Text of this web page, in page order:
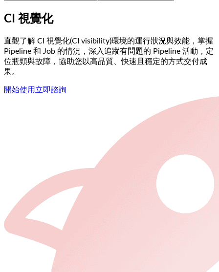
CI 視覺化
直觀了解 CI 視覺化(CI visibility)環境的運行狀況與效能，掌握
Pipeline 和 Job 的情況，深入追蹤有問題的 Pipeline 活動，定
位瓶頸與故障，協助您以高品質、快速且穩定的方式交付成
果。
開始使用 立即諮詢